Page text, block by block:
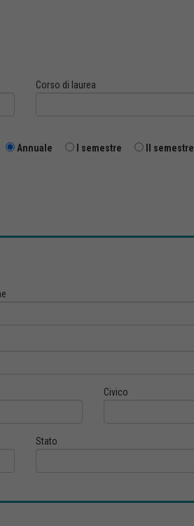
Corso di laurea
Annuale I semestre II semestre
Civico
Stato